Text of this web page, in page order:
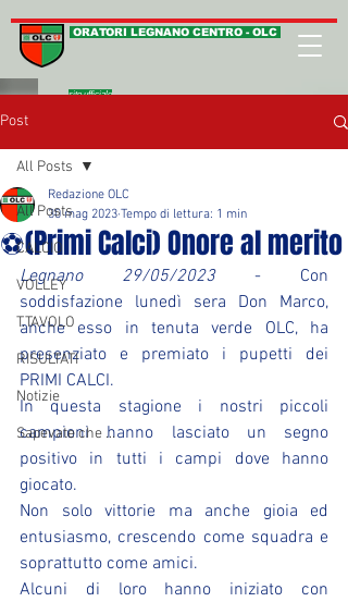
ORATORI LEGNANO CENTRO - OLC
sito ufficiale
Post
All Posts
CALCIO
VOLLEY
T.TAVOLO
RISULTATI
Notizie
Sapevate che ...
All Posts
⚽(Primi Calci) Onore al merito
Redazione OLC
30 mag 2023 Tempo di lettura: 1 min
Legnano 29/05/2023 - Con
soddisfazione lunedì sera Don Marco,
anche esso in tenuta verde OLC, ha
presenziato e premiato i pupetti dei
PRIMI CALCI.
In questa stagione i nostri piccoli
campioni hanno lasciato un segno
positivo in tutti i campi dove hanno
giocato.
Non solo vittorie ma anche gioia ed
entusiasmo, crescendo come squadra e
soprattutto come amici.
Alcuni di loro hanno iniziato con